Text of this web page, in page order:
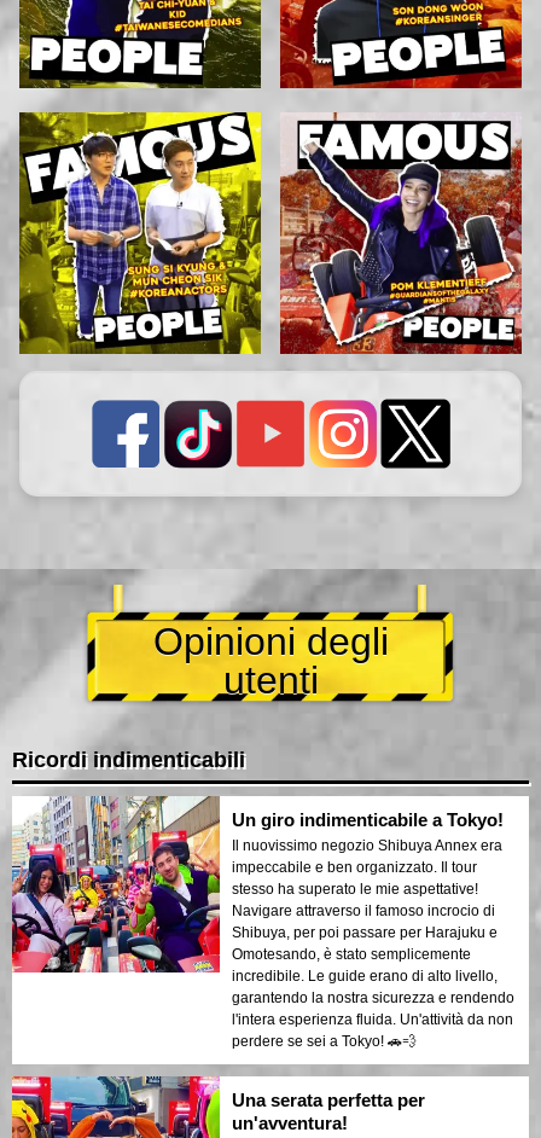
Opinioni degli
utenti
Ricordi indimenticabili
Un giro indimenticabile a Tokyo!
Il nuovissimo negozio Shibuya Annex era
impeccabile e ben organizzato. Il tour
stesso ha superato le mie aspettative!
Navigare attraverso il famoso incrocio di
Shibuya, per poi passare per Harajuku e
Omotesando, è stato semplicemente
incredibile. Le guide erano di alto livello,
garantendo la nostra sicurezza e rendendo
l'intera esperienza fluida. Un'attività da non
perdere se sei a Tokyo! 🚗💨
Una serata perfetta per
un'avventura!